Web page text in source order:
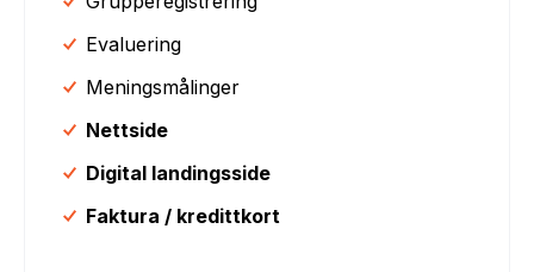
Evaluering
Meningsmålinger
Nettside
Digital landingsside
Faktura / kredittkort